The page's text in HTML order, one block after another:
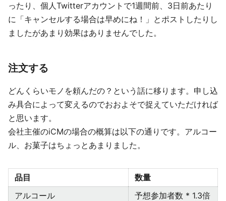
ったり、個人Twitterアカウントで1週間前、3日前あたり
に「キャンセルする場合は早めにね！」とポストしたりし
ましたがあまり効果はありませんでした。
注文する
どんくらいモノを頼んだの？という話に移ります。申し込
み具合によって変えるのでおおよそで捉えていただければ
と思います。
会社主催のiCMの場合の概算は以下の通りです。アルコー
ル、お菓子はちょっとあまりました。
品目
数量
アルコール
予想参加者数 * 1.3倍